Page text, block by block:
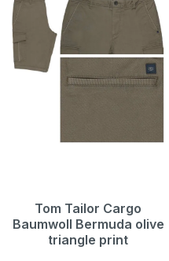
Tom Tailor Cargo
Baumwoll Bermuda olive
triangle print